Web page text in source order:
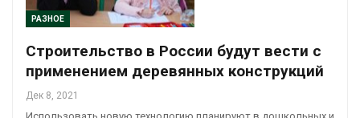
РАЗНОЕ
Строительство в России будут вести с
применением деревянных конструкций
Дек 8, 2021